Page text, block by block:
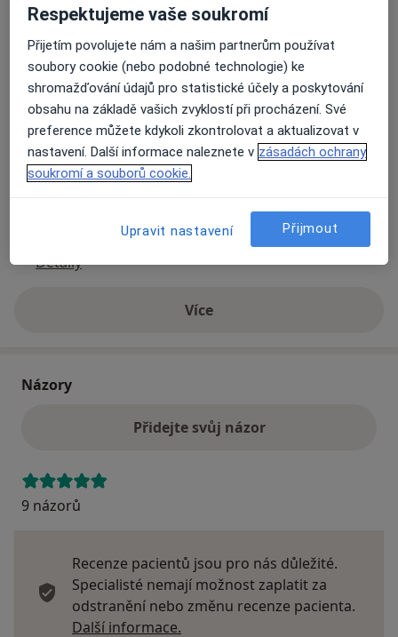
lékaře
Přiblížit mapuse otevře v nové záložce
Dostupnost
Na této adrese online kalendář není aktivní
Co mám v takové situaci udělat?
Způsoby platby (soukromé návštěvy)
Na teto adrese lékař přijímá pacienty na pojišťovnu
Detaily
Víceo adrese
Názory
Přidejte svůj názor
9 názorů
Recenze pacientů jsou pro nás důležité.
Specialisté nemají možnost zaplatit za
odstranění nebo změnu recenze pacienta.
Další informace.
Respektujeme vaše soukromí
Přijetím povolujete nám a našim partnerům používat
soubory cookie (nebo podobné technologie) ke
shromažďování údajů pro statistické účely a poskytování
obsahu na základě vašich zvyklostí při procházení. Své
preference můžete kdykoli zkontrolovat a aktualizovat v
nastavení. Další informace naleznete v zásadách ochrany
soukromí a souborů cookie.
Upravit nastavení Přijmout